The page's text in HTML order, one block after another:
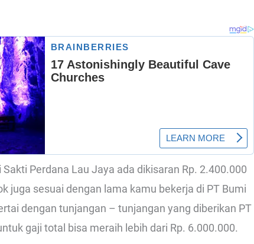
Perdana Lau Jaya ada dikisaran Rp. 2.400.000
juga sesuai dengan lama kamu bekerja di PT Bumi
dengan tunjangan – tunjangan yang diberikan PT
gaji total bisa meraih lebih dari Rp. 6.000.000.